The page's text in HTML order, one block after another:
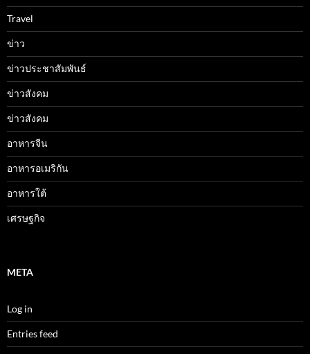
Travel
ข่าว
ข่าวประชาสัมพันธ์
ข่าวสังคม
ข่าวสังคม
อาหารจีน
อาหารอเมริกัน
อาหารใต้
เศรษฐกิจ
META
Log in
Entries feed